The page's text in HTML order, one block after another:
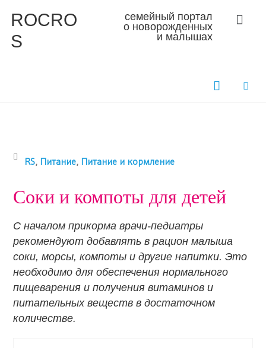
ROCRO
S
семейный портал
о новорожденных
и малышах
RS, Питание, Питание и кормление
Соки и компоты для детей
С началом прикорма врачи-педиатры
рекомендуют добавлять в рацион малыша
соки, морсы, компоты и другие напитки. Это
необходимо для обеспечения нормального
пищеварения и получения витаминов и
питательных веществ в достаточном
количестве.